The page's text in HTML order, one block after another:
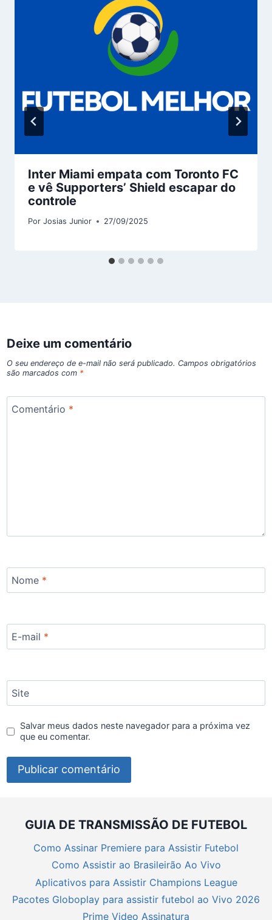
Inter Miami empata com Toronto FC
e vê Supporters’ Shield escapar do
controle
Por Josias Junior 27/09/2025
Deixe um comentário
O seu endereço de e-mail não será publicado. Campos obrigatórios
são marcados com *
Comentário *
Nome *
E-mail *
Site
Salvar meus dados neste navegador para a próxima vez
que eu comentar.
GUIA DE TRANSMISSÃO DE FUTEBOL
Como Assinar Premiere para Assistir Futebol
Como Assistir ao Brasileirão Ao Vivo
Aplicativos para Assistir Champions League
Pacotes Globoplay para assistir futebol ao Vivo 2026
Prime Video Assinatura